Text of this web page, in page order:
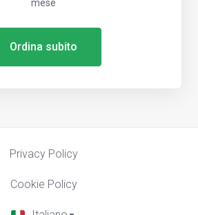
mese
Ordina subito
Privacy Policy
Cookie Policy